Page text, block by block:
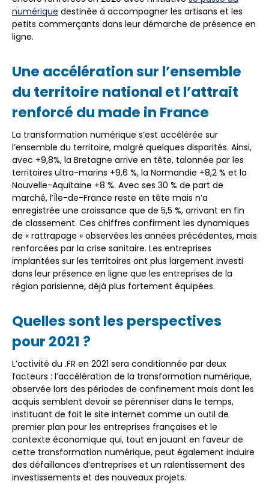
numérique destinée à accompagner les artisans et les
petits commerçants dans leur démarche de présence en
ligne.
Une accélération sur l’ensemble
du territoire national et l’attrait
renforcé du made in France
La transformation numérique s’est accélérée sur
l’ensemble du territoire, malgré quelques disparités. Ainsi,
avec +9,8%, la Bretagne arrive en tête, talonnée par les
territoires ultra-marins +9,6 %, la Normandie +8,2 % et la
Nouvelle-Aquitaine +8 %. Avec ses 30 % de part de
marché, l’Île-de-France reste en tête mais n’a
enregistrée une croissance que de 5,5 %, arrivant en fin
de classement. Ces chiffres confirment les dynamiques
de « rattrapage » observées les années précédentes, mais
renforcées par la crise sanitaire. Les entreprises
implantées sur les territoires ont plus largement investi
dans leur présence en ligne que les entreprises de la
région parisienne, déjà plus fortement équipées.
Quelles sont les perspectives
pour 2021 ?
L’activité du .FR en 2021 sera conditionnée par deux
facteurs : l’accélération de la transformation numérique,
observée lors des périodes de confinement mais dont les
acquis semblent devoir se pérenniser dans le temps,
instituant de fait le site internet comme un outil de
premier plan pour les entreprises françaises et le
contexte économique qui, tout en jouant en faveur de
cette transformation numérique, peut également induire
des défaillances d’entreprises et un ralentissement des
investissements et des nouveaux projets.